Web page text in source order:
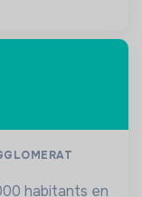
habitants en